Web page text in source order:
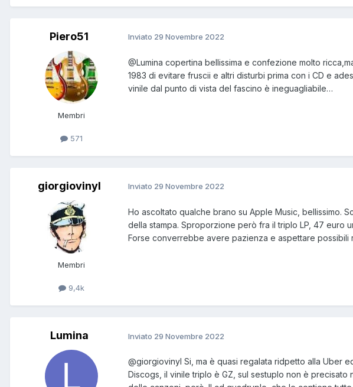
Piero51
Membri
571
Inviato 29 Novembre 2022
@Lumina copertina bellissima e confezione molto
1983 di evitare fruscii e altri disturbi prima con i CD e
vinile dal punto di vista del fascino è ineguagliabile…
giorgiovinyl
Membri
9,4k
Inviato 29 Novembre 2022
Ho ascoltato qualche brano su Apple Music, bellissimo.
della stampa. Sproporzione però fra il triplo LP, 47 euro
Forse converrebbe avere pazienza e aspettare possibili
Lumina Inviato 29 Novembre 2022
@giorgiovinyl Si, ma è quasi regalata ridpetto alla Uber
Discogs, il vinile triplo è GZ, sul sestuplo non è